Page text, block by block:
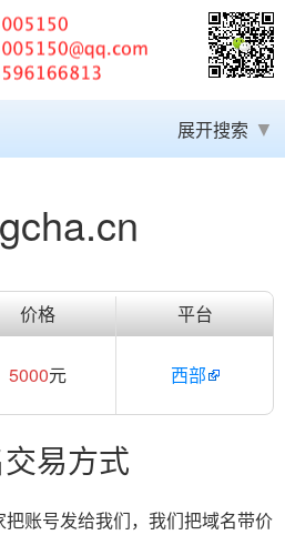
展开搜索
价格
平台
5000元 西部
易方式
账号发给我们，我们把域名带价